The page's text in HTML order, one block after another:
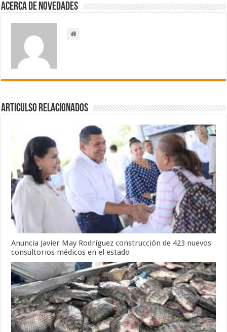
Acerca de NOVEDADES
Articulso Relacionados
Anuncia Javier May Rodríguez construcción de 423 nuevos
consultorios médicos en el estado